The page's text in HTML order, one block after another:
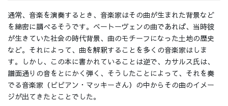
通常、音楽を演奏するとき、音楽家はその曲が生まれた背景など
を綿密に調べるそうです。ベートーヴェンの曲であれば、当時彼
が生きていた社会の時代背景、曲のモチーフになった土地の歴史
など。それによって、曲を解釈することを多くの音楽家はしま
す。しかし、この本に書かれていることは逆で、カサルス氏は、
譜面通りの音をとにかく弾く、そうしたことによって、それを奏
でる音楽家（ビビアン・マッキーさん）の中からその曲のイメー
ジが出てきたとことでした。